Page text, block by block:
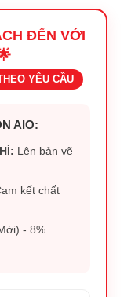
ĐẾN VỚI
YÊU CẦU
AIO:
Lên bản vẽ
kết chất
- 8%